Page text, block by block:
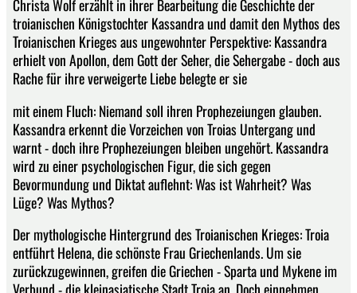
Christa Wolf erzählt in ihrer Bearbeitung die Geschichte der
troianischen Königstochter Kassandra und damit den Mythos des
Troianischen Krieges aus ungewohnter Perspektive: Kassandra
erhielt von Apollon, dem Gott der Seher, die Sehergabe - doch aus
Rache für ihre verweigerte Liebe belegte er sie
mit einem Fluch: Niemand soll ihren Prophezeiungen glauben.
Kassandra erkennt die Vorzeichen von Troias Untergang und
warnt - doch ihre Prophezeiungen bleiben ungehört. Kassandra
wird zu einer psychologischen Figur, die sich gegen
Bevormundung und Diktat auflehnt: Was ist Wahrheit? Was
Lüge? Was Mythos?
Der mythologische Hintergrund des Troianischen Krieges: Troia
entführt Helena, die schönste Frau Griechenlands. Um sie
zurückzugewinnen, greifen die Griechen - Sparta und Mykene im